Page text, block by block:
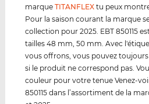
marqueTITANFLEX tu peux
Pour la saison courant la marque
collection pour 2025. EBT 850115
tailles 48 mm, 50 mm. Avec
vous offrons, vous pouvez
si le produit ne correspond pas.
couleur pour votre tenue Venez-
850115 dans l’assortiment de la